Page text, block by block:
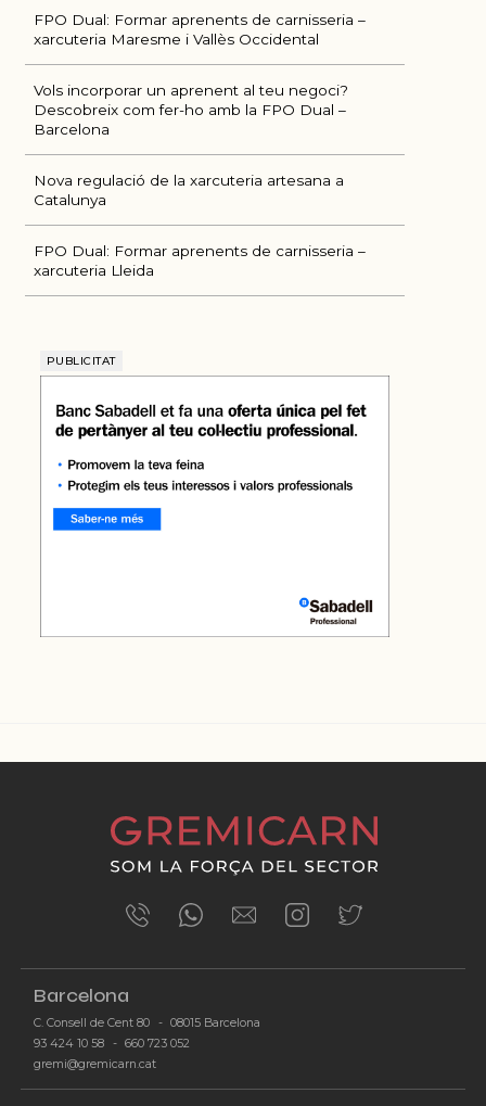
ÚLTIMES NOTÍCIES
FPO Dual: Formar aprenents de carnisseria –
xarcuteria Maresme i Vallès Occidental
Vols incorporar un aprenent al teu negoci?
Descobreix com fer-ho amb la FPO Dual –
Barcelona
Nova regulació de la xarcuteria artesana a
Catalunya
FPO Dual: Formar aprenents de carnisseria –
xarcuteria Lleida
PUBLICITAT